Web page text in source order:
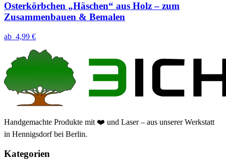
Osterkörbchen „Häschen“ aus Holz – zum
Zusammenbauen & Bemalen
ab 4,99 €
Handgemachte Produkte mit ❤️ und Laser – aus unserer Werkstatt
in Hennigsdorf bei Berlin.
Kategorien